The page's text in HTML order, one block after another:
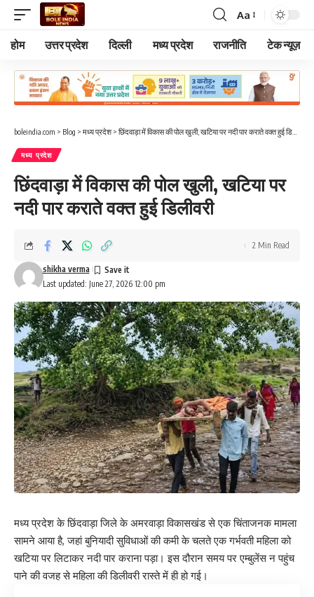
Font
Resizer
Aa
होम उत्तर प्रदेश दिल्ली मध्य प्रदेश राजनीति टेक न्यूज़
boleindia.com > Blog > मध्य प्रदेश> छिंदवाड़ा में विकास की पोल खुली, खटिया पर नदी पार कराते वक्त हुई डिलीवरी
मध्य प्रदेश
छिंदवाड़ा में विकास की पोल खुली, खटिया पर
नदी पार कराते वक्त हुई डिलीवरी
Last updated: June 27, 2026 12:00 pm
shikha verma
2 Min Read
मध्य प्रदेश के छिंदवाड़ा जिले के अमरवाड़ा विकासखंड से एक चिंताजनक मामला
सामने आया है, जहां बुनियादी सुविधाओं की कमी के चलते एक गर्भवती महिला को
खटिया पर लिटाकर नदी पार कराना पड़ा। इस दौरान समय पर एम्बुलेंस न पहुंच
पाने की वजह से महिला की डिलीवरी रास्ते में ही हो गई।